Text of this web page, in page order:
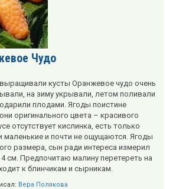
Чудо
кусты Оранжевое чудо очень
на зиму укрывали, летом поливали
плодами. Ягоды поистине
оригинального цвета – красивого
отсутствует кислинка, есть только
маленькие и почти не ощущаются. Ягоды
размера, сын ради интереса измерил
см. Предпочитаю малину перетереть на
к блинчикам и сырникам.
Вера Полякова